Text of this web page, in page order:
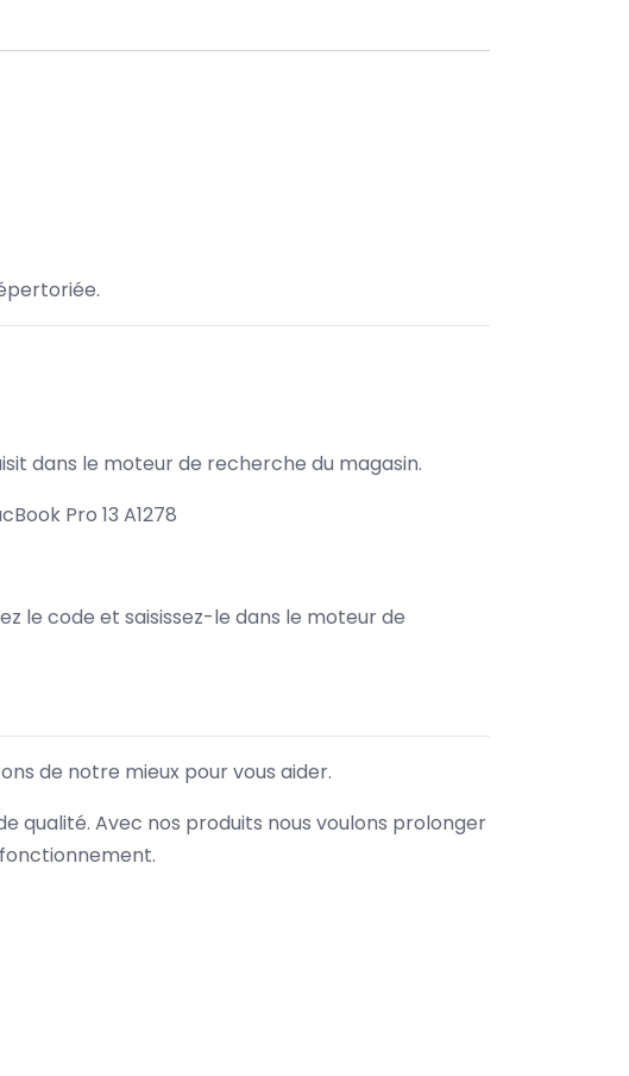
dans le moteur de recherche du magasin.
Pro 13 A1278
le code et saisissez-le dans le moteur de
de notre mieux pour vous aider.
qualité. Avec nos produits nous voulons prolonger